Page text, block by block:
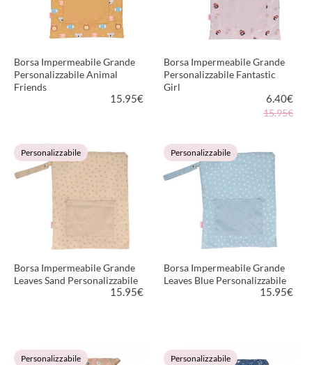
Borsa Impermeabile Grande
Personalizzabile Animal
Friends
15.95€
VEDI PRODOTTO
Borsa Impermeabile Grande
Personalizzabile Fantastic
Girl
6.40€
15.95€
VEDI PRODOTTO
Personalizzabile
Borsa Impermeabile Grande
Leaves Sand Personalizzabile
15.95€
VEDI PRODOTTO
Personalizzabile
Borsa Impermeabile Grande
Leaves Blue Personalizzabile
15.95€
VEDI PRODOTTO
Personalizzabile Personalizzabile